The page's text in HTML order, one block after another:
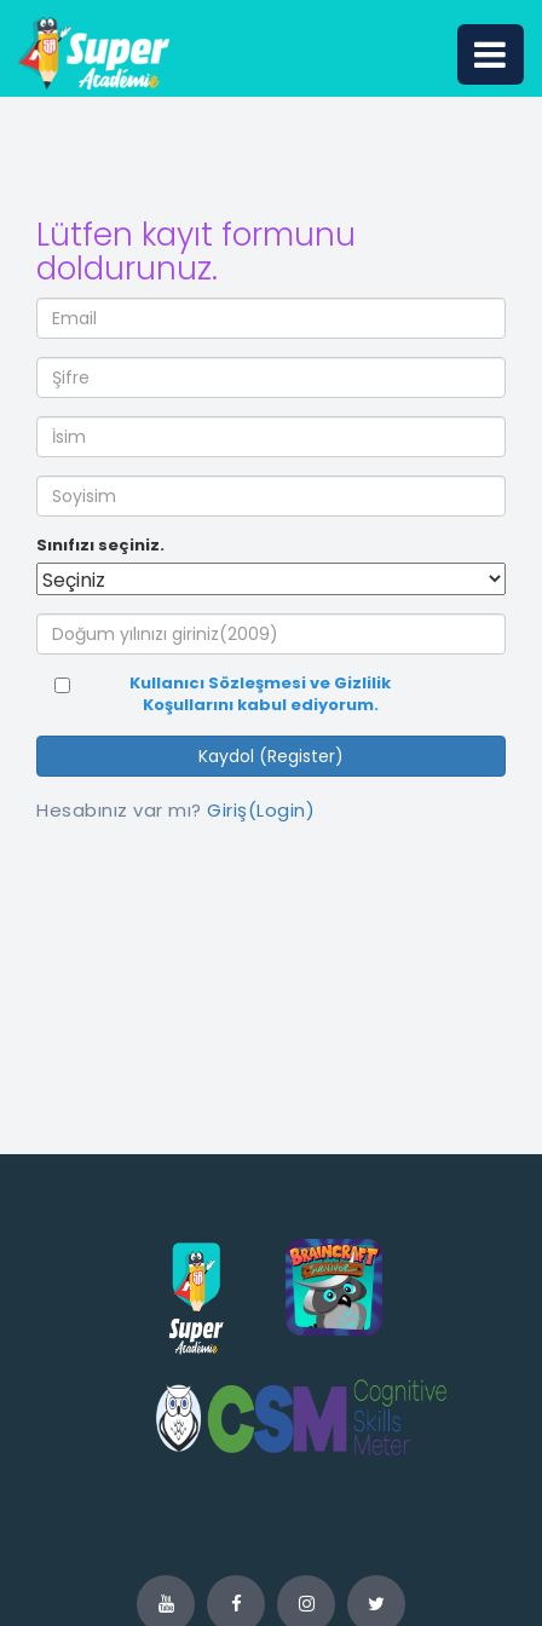
Lütfen kayıt formunu
doldurunuz.
Sınıfızı seçiniz.
Kullanıcı Sözleşmesi ve Gizlilik
Koşullarını kabul ediyorum.
Kaydol (Register)
Hesabınız var mı? Giriş(Login)